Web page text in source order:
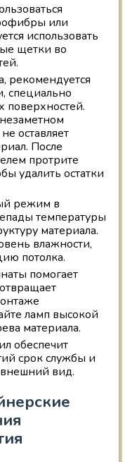
или
использовать
щетки во
рекомендуется
специально
поверхностей.
оставляет
После
протрите
удалить остатки
режим в
температуры
материала.
влажности,
потолка.
помогает
ламп высокой
материала.
обеспечит
срок службы и
вид.